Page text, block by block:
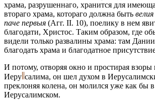
храма, разрушеннаго, хранится для
втораго храма, котораго должна быть
паче первыя (Агг. II. 10), поелику в нем
благодати, Христос. Таким образом, где
видели только развалины храма: там
благодать храма и благодатное
И потому, отворяя окно и простирая взоры
Иеру салима, он шел духом в
преклоняя колена, он молился уже как бы
Иерусалимском.